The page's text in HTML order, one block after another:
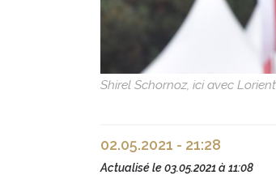
Shirel Schornoz, ici avec
02.05.2021 - 21:28
Actualisé le03.05.2021 à 11:08